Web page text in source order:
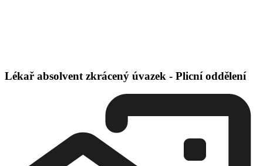
Lékař absolvent zkrácený úvazek - Plicní oddělení